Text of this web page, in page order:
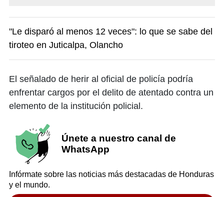
"Le disparó al menos 12 veces": lo que se sabe del
tiroteo en Juticalpa, Olancho
El señalado de herir al oficial de policía podría
enfrentar cargos por el delito de atentado contra un
elemento de la institución policial.
Únete a nuestro canal de
WhatsApp
Infórmate sobre las noticias más destacadas de Honduras
y el mundo.